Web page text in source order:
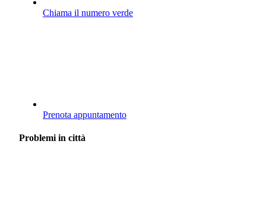
Chiama il numero verde
Prenota appuntamento
Problemi in città